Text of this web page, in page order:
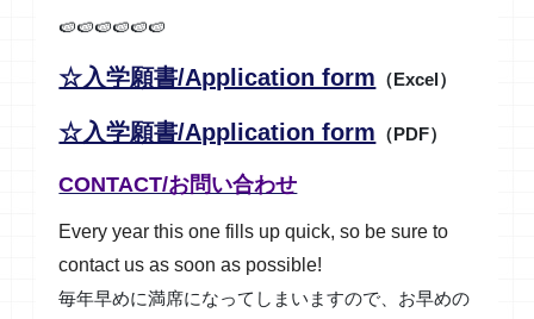
🍉🍉🍉🍉🍉🍉
☆入学願書/Application form （Excel）
☆入学願書/Application form （PDF）
CONTACT/お問い合わせ
Every year this one fills up quick, so be sure to
contactus as soon as possible!
毎年早めに満席になってしまいますので、お早めの